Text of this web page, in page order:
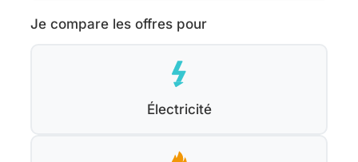
Je compare les offres pour
Électricité